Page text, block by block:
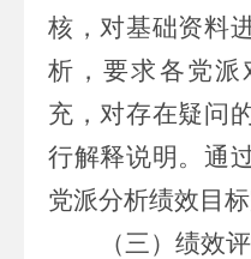
核，对基础资料
析，要求各党派
充，对存在疑问
行解释说明。通
党派分析绩效目
（三） 绩效